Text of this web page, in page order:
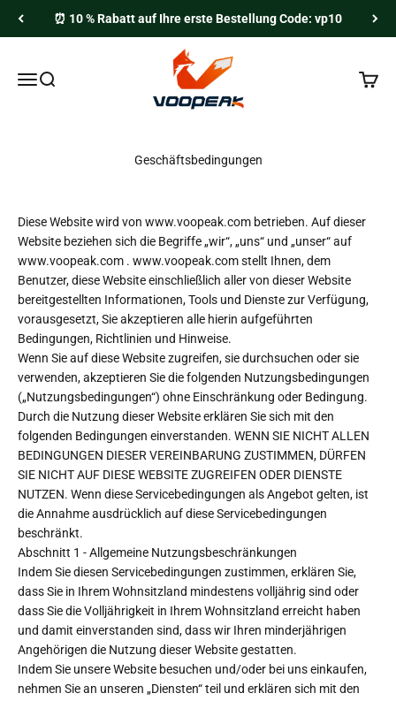
⏰ 10 % Rabatt auf Ihre erste Bestellung Code: vp10
MenüSuche
Voopeak
Geschäftsbedingungen
Diese Website wird von www.voopeak.com betrieben. Auf dieser
Website beziehen sich die Begriffe „wir“, „uns“ und „unser“ auf
www.voopeak.com . www.voopeak.comstellt Ihnen, dem
Benutzer, diese Website einschließlich aller von dieser Website
bereitgestellten Informationen, Tools und Dienste zur Verfügung,
vorausgesetzt, Sie akzeptieren alle hierin aufgeführten
Bedingungen, Richtlinien und Hinweise.
Wenn Sie auf diese Website zugreifen, sie durchsuchen oder sie
verwenden, akzeptieren Sie die folgenden Nutzungsbedingungen
(„Nutzungsbedingungen“) ohne Einschränkung oder Bedingung.
Durch die Nutzung dieser Website erklären Sie sich mit den
folgenden Bedingungen einverstanden. WENN SIE NICHT ALLEN
BEDINGUNGEN DIESER VEREINBARUNG ZUSTIMMEN, DÜRFEN
SIE NICHT AUF DIESE WEBSITE ZUGREIFEN ODER DIENSTE
NUTZEN. Wenn diese Servicebedingungen als Angebot gelten, ist
die Annahme ausdrücklich auf diese Servicebedingungen
beschränkt.
Abschnitt 1 - Allgemeine Nutzungsbeschränkungen
Indem Sie diesen Servicebedingungen zustimmen, erklären Sie,
dass Sie in Ihrem Wohnsitzland mindestens volljährig sind oder
dass Sie die Volljährigkeit in Ihrem Wohnsitzland erreicht haben
und damit einverstanden sind, dass wir Ihren minderjährigen
Angehörigen die Nutzung dieser Website gestatten.
Indem Sie unsere Website besuchen und/oder bei uns einkaufen,
nehmen Sie an unseren „Diensten“ teil und erklären sich mit den